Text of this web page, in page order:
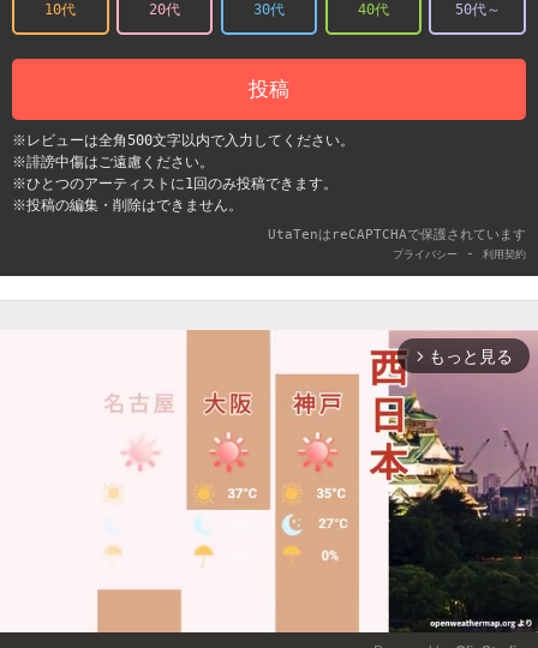
10代 20代 30代 40代 50代～
投稿
※レビューは全角500文字以内で入力してください。
※誹謗中傷はご遠慮ください。
※ひとつのアーティストに1回のみ投稿できます。
※投稿の編集・削除はできません。
UtaTenはreCAPTCHAで保護されています
プライバシー - 利用契約
arrow_forward_ios もっと見る